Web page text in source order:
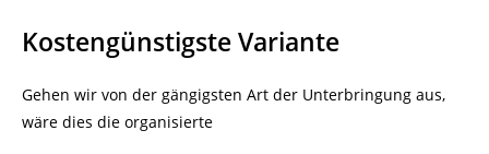
Kostengünstigste Variante
Gehen wir von der gängigsten Art der Unterbringung aus,
wäre dies die organisierte